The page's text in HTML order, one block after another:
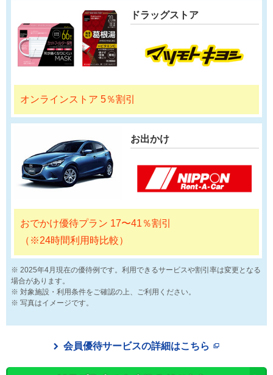
ドラッグストア
オンラインストア 5％割引
お出かけ
おでかけ優待プラン 17〜41％割引
（※24時間利用時比較）
2025年4月現在の優待例です。利用できるサービスや割引率は変更となる
場合があります。
対象施設・利用条件をご確認の上、ご利用ください。
写真はイメージです。
会員優待サービスの詳細はこちら